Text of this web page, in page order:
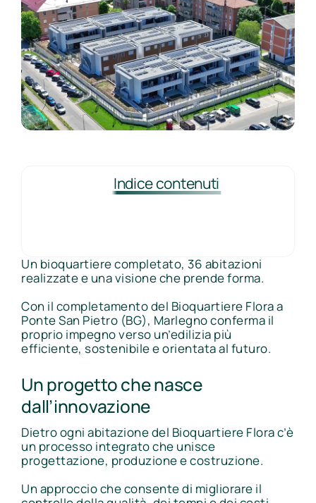
Indice contenuti
Un bioquartiere completato, 36 abitazioni
realizzate e una visione che prende forma.
Con il completamento del Bioquartiere Flora a
Ponte San Pietro (BG), Marlegno conferma il
proprio impegno verso un’edilizia più
efficiente, sostenibile e orientata al futuro.
Un progetto che nasce
dall’innovazione
Dietro ogni abitazione del Bioquartiere Flora c’è
un processo integrato che unisce
progettazione, produzione e costruzione.
Un approccio che consente di migliorare il